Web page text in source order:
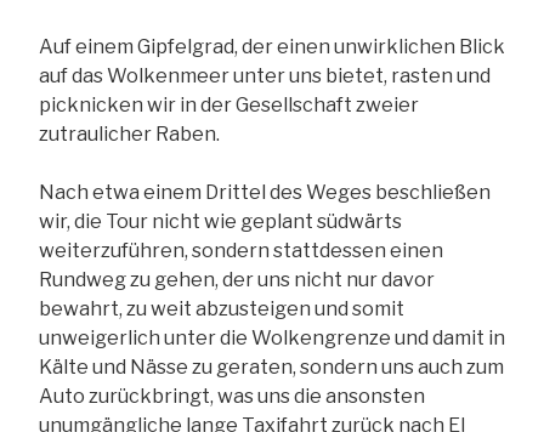
Auf einem Gipfelgrad, der einen unwirklichen Blick
auf das Wolkenmeer unter uns bietet, rasten und
picknicken wir in der Gesellschaft zweier
zutraulicher Raben.
Nach etwa einem Drittel des Weges beschließen
wir, die Tour nicht wie geplant südwärts
weiterzuführen, sondern stattdessen einen
Rundweg zu gehen, der uns nicht nur davor
bewahrt, zu weit abzusteigen und somit
unweigerlich unter die Wolkengrenze und damit in
Kälte und Nässe zu geraten, sondern uns auch zum
Auto zurückbringt, was uns die ansonsten
unumgängliche lange Taxifahrt zurück nach El